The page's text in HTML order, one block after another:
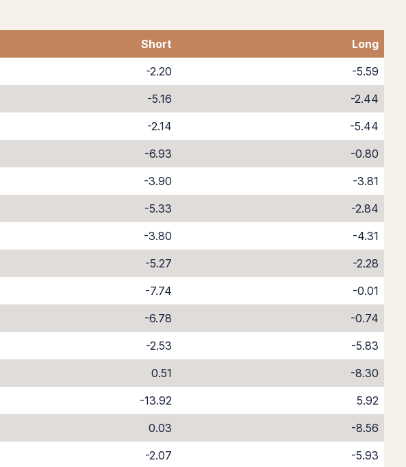
Short
Long
-2.20
-5.59
-5.16
-2.44
-2.14
-5.44
-6.93
-0.80
-3.90
-3.81
-5.33
-2.84
-3.80
-4.31
-5.27
-2.28
-7.74
-0.01
-6.78
-0.74
-2.53
-5.83
0.51
-8.30
-13.92
5.92
0.03
-8.56
-2.07
-5.93